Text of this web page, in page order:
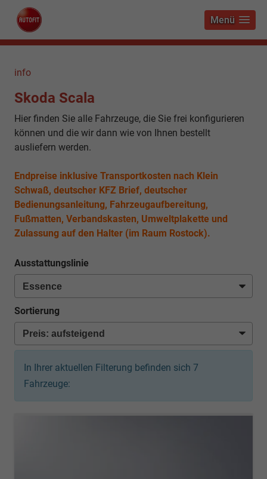
Menü
info
Skoda Scala
Hier finden Sie alle Fahrzeuge, die Sie frei konfigurieren
können und die wir dann wie von Ihnen bestellt
ausliefern werden.
Endpreise inklusive Transportkosten nach Klein
Schwaß, deutscher KFZ Brief, deutscher
Bedienungsanleitung, Fahrzeugaufbereitung,
Fußmatten, Verbandskasten, Umweltplakette und
Zulassung auf den Halter (im Raum Rostock).
Ausstattungslinie
Sortierung
In Ihrer aktuellen Filterung befinden sich 7
Fahrzeuge: